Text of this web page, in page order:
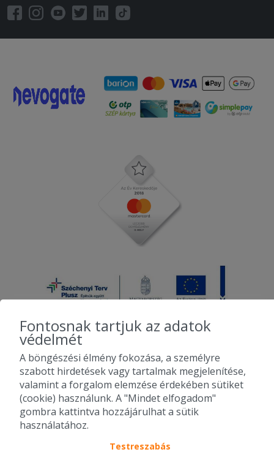
2010-2026 Copyright - Falatozz.hu - Diston-line Kft.
Pizza, gyros, hamburger, menük kedvező áron, egy helyen az összes
étterem ajánlata.
Fontosnak tartjuk az adatok
védelmét
A böngészési élmény fokozása, a személyre
szabott hirdetések vagy tartalmak megjelenítése,
valamint a forgalom elemzése érdekében sütiket
(cookie) használunk. A "Mindet elfogadom"
gombra kattintva hozzájárulhat a sütik
használatához.
Testreszabás